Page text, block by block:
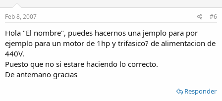
Feb 8, 2007 #6
Hola "El nombre", puedes hacernos una jemplo para por
ejemplo para un motor de 1hp y trifasico? de alimentacion de
440V.
Puesto que no si estare haciendo lo correcto.
De antemano gracias
Responder